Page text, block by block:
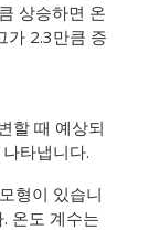
상승하면 온
가 2.3만큼 증
할 때 예상되
타냅니다.
형이 있습니
온도 계수는